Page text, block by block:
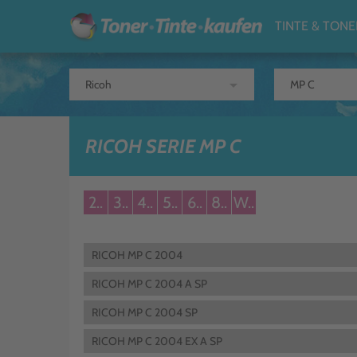
TINTE &
RICOH SERIE MP C
2.. 3.. 4.. 5.. 6.. 8.. W..
RICOH MP C 2004
RICOH MP C 2004 A SP
RICOH MP C 2004 SP
RICOH MP C 2004 EX A SP